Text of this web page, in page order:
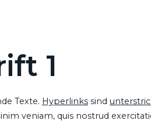
1
Texte. Hyperlinks sind
veniam, quis nostrud